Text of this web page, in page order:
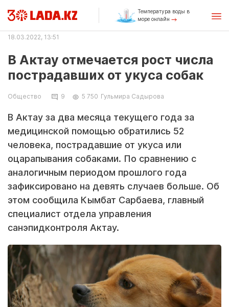
Температура воды в
море онлайн
18.03.2022, 13:51
В Актау отмечается рост числа
пострадавших от укуса собак
Общество 9 5 750 Гульмира Садырова
В Актау за два месяца текущего года за
медицинской помощью обратились 52
человека, пострадавшие от укуса или
оцарапывания собаками. По сравнению с
аналогичным периодом прошлого года
зафиксировано на девять случаев больше. Об
этом сообщила Кымбат Сарбаева, главный
специалист отдела управления
санэпидконтроля Актау.